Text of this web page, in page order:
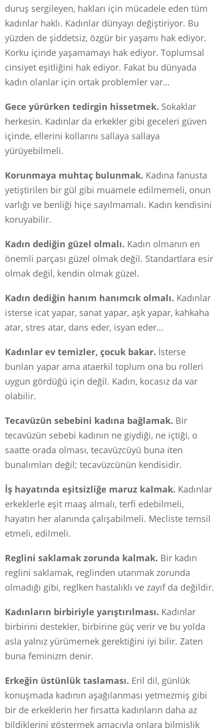
duruş sergileyen, hakları için mücadele eden tüm
kadınlar haklı. Kadınlar dünyayı değiştiriyor. Bu
yüzden de şiddetsiz, özgür bir yaşamı hak ediyor.
Korku içinde yaşamamayı hak ediyor. Toplumsal
cinsiyet eşitliğini hak ediyor. Fakat bu dünyada
kadın olanlar için ortak problemler var…
Gece yürürken tedirgin hissetmek. Sokaklar
herkesin. Kadınlar da erkekler gibi geceleri güven
içinde, ellerini kollarını sallaya sallaya
yürüyebilmeli.
Korunmaya muhtaç bulunmak. Kadına fanusta
yetiştirilen bir gül gibi muamele edilmemeli, onun
varlığı ve benliği hiçe sayılmamalı. Kadın kendisini
koruyabilir.
Kadın dediğin güzel olmalı. Kadın olmanın en
önemli parçası güzel olmak değil. Standartlara esir
olmak değil, kendin olmak güzel.
Kadın dediğin hanım hanımcık olmalı. Kadınlar
isterse icat yapar, sanat yapar, aşk yapar, kahkaha
atar, stres atar, dans eder, isyan eder…
Kadınlar ev temizler, çocuk bakar. İsterse
bunları yapar ama ataerkil toplum ona bu rolleri
uygun gördüğü için değil. Kadın, kocasız da var
olabilir.
Tecavüzün sebebini kadına bağlamak. Bir
tecavüzün sebebi kadının ne giydiği, ne içtiği, o
saatte orada olması, tecavüzcüyü buna iten
bunalımları değil; tecavüzcünün kendisidir.
İş hayatında eşitsizliğe maruz kalmak. Kadınlar
erkeklerle eşit maaş almalı, terfi edebilmeli,
hayatın her alanında çalışabilmeli. Mecliste temsil
etmeli, edilmeli.
Reglini saklamak zorunda kalmak. Bir kadın
reglini saklamak, reglinden utanmak zorunda
olmadığı gibi, reglken hastalıklı ve zayıf da değildir.
Kadınların birbiriyle yarıştırılması. Kadınlar
birbirini destekler, birbirine güç verir ve bu yolda
asla yalnız yürümemek gerektiğini iyi bilir. Zaten
buna feminizm denir.
Erkeğin üstünlük taslaması. Eril dil, günlük
konuşmada kadının aşağılanması yetmezmiş gibi
bir de erkeklerin her fırsatta kadınların daha az
bildiklerini göstermek amacıyla onlara bilmişlik